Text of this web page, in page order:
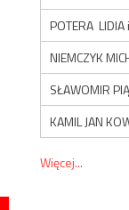
POTERA LIDIA
NIEMCZYK
SŁAWOMIR
KAMIL JAN
Więcej...